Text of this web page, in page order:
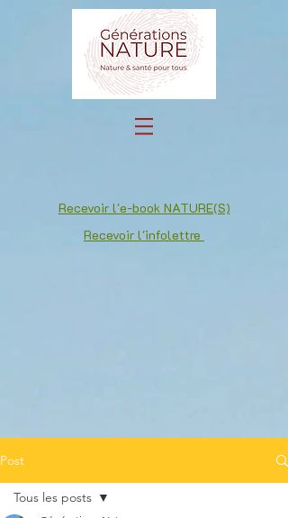
Recevoir l'e-book NATURE(S)
Recevoir l'infolettre
Post
Tous les posts